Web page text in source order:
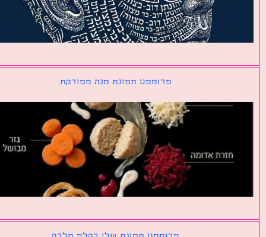
פרומפט תמונת מנה מפורקת